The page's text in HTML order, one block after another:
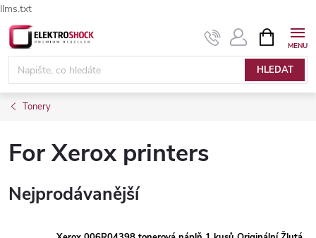
llms.txt
Přejít
na
obsah
HLEDAT
NÁKUPNÍ
KOŠÍK
Tonery
For Xerox printers
Nejprodávanější
Elektroshock.cz - Chat